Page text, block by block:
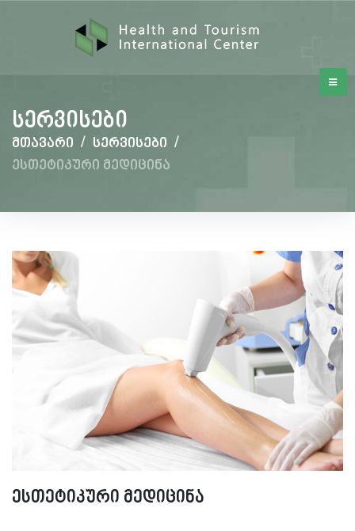
სერვისები
მთავარი / სერვისები /
ესთეტიკური მედიცინა
ესთეტიკური მედიცინა